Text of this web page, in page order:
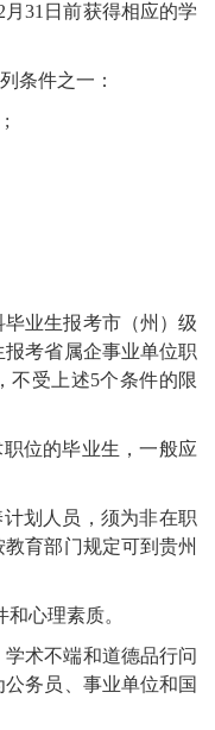
31日前获得相应的学
条件之一：
业生报考市（州）级
考省属企事业单位职
不受上述5个条件的限
位的毕业生，一般应
划人员，须为非在职
育部门规定可到贵州
心理素质。
术不端和道德品行问
务员、事业单位和国